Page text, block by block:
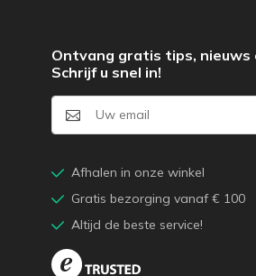
Ontvang gratis tips, nieuws
Schrijf u snel in!
Afhalen in onze winkel
Gratis bezorging vanaf € 100
Altijd de beste service!